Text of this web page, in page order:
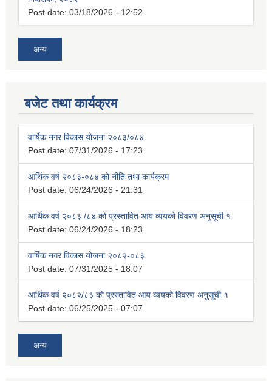
Post date: 03/18/2026 - 12:52
अन्य
बजेट तथा कार्यक्रम
वार्षिक नगर विकास योजना २०८३/०८४
Post date: 07/31/2026 - 17:23
आर्थिक वर्ष २०८३-०८४ को नीति तथा कार्यक्रम
Post date: 06/24/2026 - 21:31
आर्थिक वर्ष २०८३ /८४ को प्रस्तावित आय व्ययको विवरण अनुसूची १
Post date: 06/24/2026 - 18:23
वार्षिक नगर विकास योजना २०८२-०८३
Post date: 07/31/2025 - 18:07
आर्थिक वर्ष २०८२/८३ को प्रस्तावित आय व्ययको विवरण अनुसूची १
Post date: 06/25/2025 - 07:07
अन्य